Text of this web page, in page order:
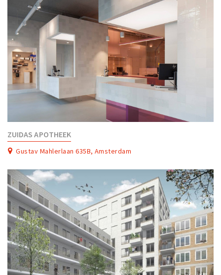
ZUIDAS APOTHEEK
Gustav Mahlerlaan 635B, Amsterdam